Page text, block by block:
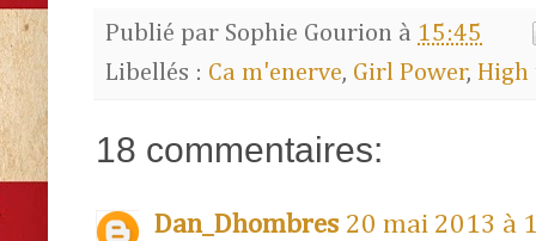
Publié par Sophie Gourion à 15:45
Libellés : Ca m'enerve, Girl Power, High
18 commentaires:
Dan_Dhombres 20 mai 2013 à